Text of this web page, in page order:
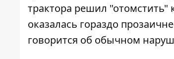
трактора решил "отомстить"
оказалась гораздо
говорится об обычном